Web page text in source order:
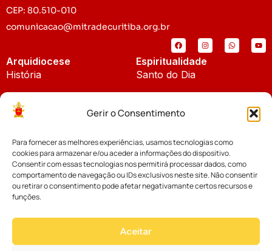
Gerir o Consentimento
Para fornecer as melhores experiências, usamos tecnologias como
cookies para armazenar e/ou aceder a informações do dispositivo.
Consentir com essas tecnologias nos permitirá processar dados, como
comportamento de navegação ou IDs exclusivos neste site. Não consentir
ou retirar o consentimento pode afetar negativamante certos recursos e
funções.
Aceitar
CEP: 80.510-010
comunicacao@mitradecuritiba.org.br
Arquidiocese
História
Padroeira
Espiritualidade
Santo do Dia
Notícias
Notícias da Arquidiocese
Notícias Cáritas
Palavra dos Bispos
Cúria Diocesana
Fundo Diocesano
Vicariatos da Educação